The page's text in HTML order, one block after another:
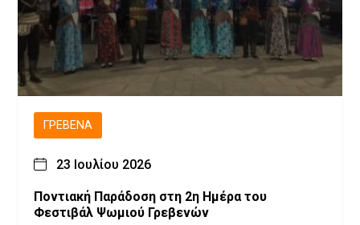
ΓΡΕΒΕΝΆ
23 Ιουλίου 2026
Ποντιακή Παράδοση στη 2η Ημέρα του
Φεστιβάλ Ψωμιού Γρεβενών